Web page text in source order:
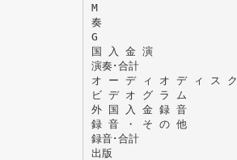
M
奏
G
国 入 金 演
演奏･合計
オ ー デ ィ オ デ ィ ス ク
ビ デ オ グ ラ ム
外 国 入 金 録 音
録 音 ・ そ の 他
録音･合計
出版